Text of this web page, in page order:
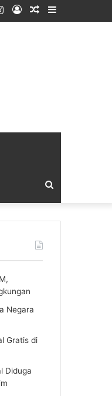
Sidebar
Random
Log
Instagram
Search
for
Negara
Gratis di
Diduga